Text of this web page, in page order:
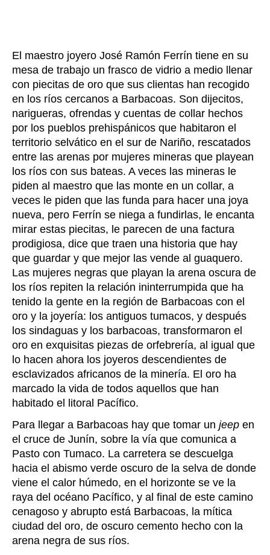
El maestro joyero José Ramón Ferrín tiene en su
mesa de trabajo un frasco de vidrio a medio llenar
con piecitas de oro que sus clientas han recogido
en los ríos cercanos a Barbacoas. Son dijecitos,
narigueras, ofrendas y cuentas de collar hechos
por los pueblos prehispánicos que habitaron el
territorio selvático en el sur de Nariño, rescatados
entre las arenas por mujeres mineras que playean
los ríos con sus bateas. A veces las mineras le
piden al maestro que las monte en un collar, a
veces le piden que las funda para hacer una joya
nueva, pero Ferrín se niega a fundirlas, le encanta
mirar estas piecitas, le parecen de una factura
prodigiosa, dice que traen una historia que hay
que guardar y que mejor las vende al guaquero.
Las mujeres negras que playan la arena oscura de
los ríos repiten la relación ininterrumpida que ha
tenido la gente en la región de Barbacoas con el
oro y la joyería: los antiguos tumacos, y después
los sindaguas y los barbacoas, transformaron el
oro en exquisitas piezas de orfebrería, al igual que
lo hacen ahora los joyeros descendientes de
esclavizados africanos de la minería. El oro ha
marcado la vida de todos aquellos que han
habitado el litoral Pacífico.
Para llegar a Barbacoas hay que tomar un jeep en
el cruce de Junín, sobre la vía que comunica a
Pasto con Tumaco. La carretera se descuelga
hacia el abismo verde oscuro de la selva de donde
viene el calor húmedo, en el horizonte se ve la
raya del océano Pacífico, y al final de este camino
cenagoso y abrupto está Barbacoas, la mítica
ciudad del oro, de oscuro cemento hecho con la
arena negra de sus ríos.